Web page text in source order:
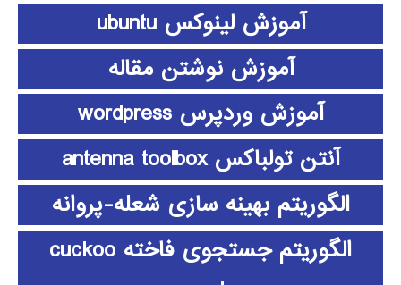
آموزش لینوکس ubuntu
آموزش نوشتن مقاله
آموزش وردپرس wordpress
آنتن تولباکس antenna toolbox
الگوریتم بهینه سازی شعله-پروانه
الگوریتم جستجوی فاخته cuckoo